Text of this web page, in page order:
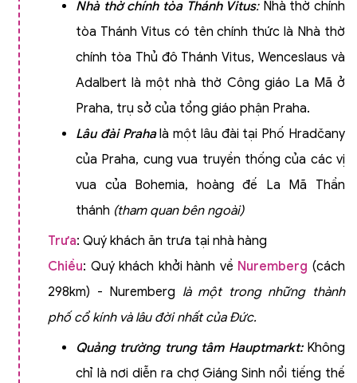
Nhà thờ chính tòa Thánh Vitus:Nhà thờ chính
tòa Thánh Vitus có tên chính thức là Nhà thờ
chính tòa Thủ đô Thánh Vitus, Wenceslaus và
Adalbert là một nhà thờ Công giáo La Mã ở
Praha, trụ sở của tổng giáo phận Praha.
Lâu đài Prahalà một lâu đài tại Phố Hradčany
của Praha, cung vua truyền thống của các vị
vua của Bohemia, hoàng đế La Mã Thần
thánh (tham quan bên ngoài)
Trưa: Quý khách ăn trưa tại nhà hàng
Chiều: Quý khách khởi hành về Nuremberg (cách
298km) - Nuremberg là một trong những thành
phố cổ kính và lâu đời nhất của Đức.
Quảng trường trung tâm Hauptmarkt: Không
chỉ là nơi diễn ra chợ Giáng Sinh nổi tiếng thế